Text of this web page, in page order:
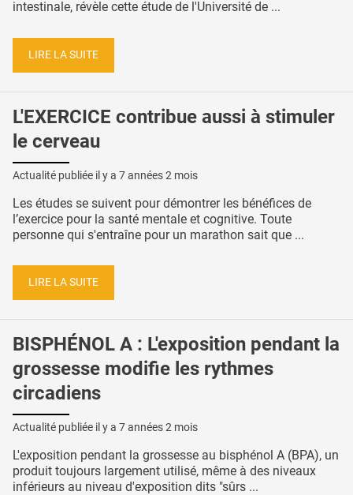
intestinale, révèle cette étude de l'Université de ...
LIRE LA SUITE
L'EXERCICE contribue aussi à stimuler
le cerveau
Actualité publiée il y a 7 années 2 mois
Les études se suivent pour démontrer les bénéfices de
l’exercice pour la santé mentale et cognitive. Toute
personne qui s'entraîne pour un marathon sait que ...
LIRE LA SUITE
BISPHÉNOL A : L'exposition pendant la
grossesse modifie les rythmes
circadiens
Actualité publiée il y a 7 années 2 mois
L'exposition pendant la grossesse au bisphénol A (BPA), un
produit toujours largement utilisé, même à des niveaux
inférieurs au niveau d'exposition dits "sûrs ...